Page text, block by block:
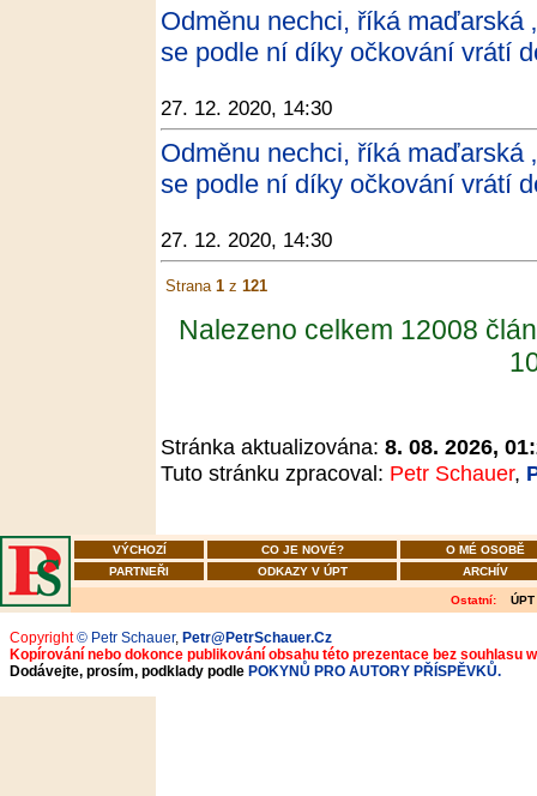
Odměnu nechci, říká maďarská
se podle ní díky očkování vrátí
27. 12. 2020, 14:30
Odměnu nechci, říká maďarská
se podle ní díky očkování vrátí
27. 12. 2020, 14:30
Strana 1 z 121
Nalezeno celkem 12008
Stránka aktualizována: 8. 08. 2026,
Tuto stránku zpracoval: Petr Schauer,
VÝCHOZÍ CO JE NOVÉ?
O MÉ OSOBĚ
PARTNEŘI
ODKAZY V ÚPT ARCHÍV
Ostatní: ÚPT
Copyright© Petr Schauer, Petr@PetrSchauer.Cz
Kopírování nebo dokonce publikování obsahu této prezentace bez souhlasu
Dodávejte, prosím, podklady podle POKYNŮ PRO AUTORY PŘÍSPĚVKŮ.